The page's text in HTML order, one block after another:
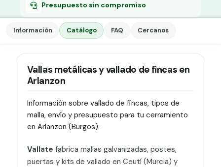
Presupuesto sin compromiso
Información Catálogo FAQ Cercanos
Vallas metálicas y vallado de fincas en
Arlanzon
Información sobre vallado de fincas, tipos de
malla, envío y presupuesto para tu cerramiento
en Arlanzon (Burgos).
Vallate fabrica mallas galvanizadas, postes,
puertas y kits de vallado en Ceutí (Murcia) y